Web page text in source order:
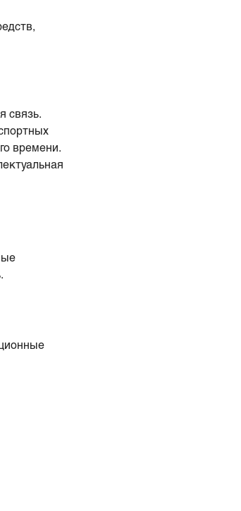
связь.
времени.